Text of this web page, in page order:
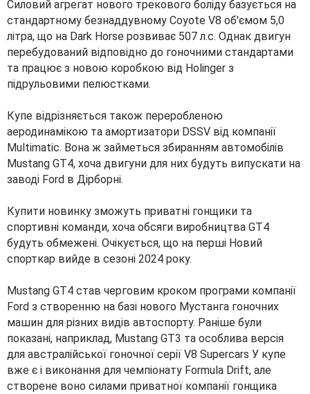
Силовий агрегат нового трекового боліду базується на
стандартному безнаддувному Coyote V8 об'ємом 5,0
літра, що на Dark Horse розвиває 507 л.с. Однак двигун
перебудований відповідно до гоночними стандартами
та працює з новою коробкою від Holinger з
підрульовими пелюстками.
Купе відрізняється також переробленою
аеродинамікою та амортизатори DSSV від компанії
Multimatic. Вона ж займеться збиранням автомобілів
Mustang GT4, хоча двигуни для них будуть випускати на
заводі Ford в Дірборні.
Купити новинку зможуть приватні гонщики та
спортивні команди, хоча обсяги виробництва GT4
будуть обмежені. Очікується, що на перші Новий
спорткар вийде в сезоні 2024 року.
Mustang GT4 став черговим кроком програми компанії
Ford з створенню на базі нового Мустанга гоночних
машин для різних видів автоспорту. Раніше були
показані, наприклад, Mustang GT3 та особлива версія
для австралійської гоночної серії V8 Supercars У купе
вже є і виконання для чемпіонату Formula Drift, але
створене воно силами приватної компанії гонщика